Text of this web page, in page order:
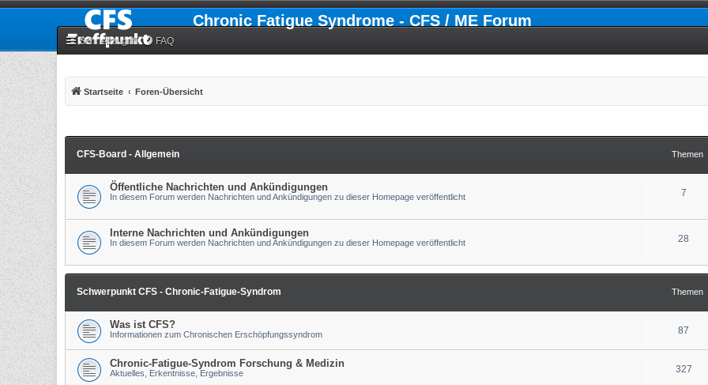
Chronic Fatigue Syndrome - CFS / ME Forum
Schnellzugriff FAQ
Startseite Foren-Übersicht
CFS-Board - Allgemein Themen
Öffentliche Nachrichten und Ankündigungen
In diesem Forum werden Nachrichten und Ankündigungen zu dieser Homepage veröffentlicht 7
Interne Nachrichten und Ankündigungen
In diesem Forum werden Nachrichten und Ankündigungen zu dieser Homepage veröffentlicht 28
Schwerpunkt CFS - Chronic-Fatigue-Syndrom Themen
Was ist CFS?
Informationen zum Chronischen Erschöpfungssyndrom 87
Chronic-Fatigue-Syndrom Forschung & Medizin
Aktuelles, Erkentnisse, Ergebnisse 327